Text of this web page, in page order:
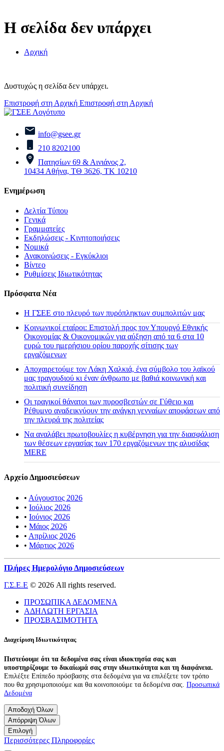
Η σελίδα δεν υπάρχει
Αρχική
Δυστυχώς η σελίδα δεν υπάρχει.
Επιστροφή στη Αρχική Επιστροφή στη Αρχική
info@gsee.gr
210 8202100
Πατησίων 69 & Αινιάνος 2,
10434 Αθήνα, ΤΘ 3626, ΤΚ 10210
Ενημέρωση
Δελτία Τύπου
Γενικά
Γραμματείες
Εκδηλώσεις - Κινητοποιήσεις
Νομικά
Ανακοινώσεις - Εγκύκλιοι
Βίντεο
Ρυθμίσεις Ιδιωτικότητας
Πρόσφατα Νέα
H ΓΣΕΕ στο πλευρό των πυρόπληκτων συμπολιτών μας
Κοινωνικοί εταίροι: Επιστολή προς τον Υπουργό Εθνικής
Οικονομίας & Οικονομικών για αύξηση από τα 6 στα 10
ευρώ του ημερήσιου ορίου παροχής σίτισης των
εργαζόμενων
Αποχαιρετούμε τον Λάκη Χαλκιά, ένα σύμβολο του λαϊκού
μας τραγουδιού κι έναν άνθρωπο με βαθιά κοινωνική και
πολιτική συνείδηση
Οι τραγικοί θάνατοι των πυροσβεστών σε Γύθειο και
Ρέθυμνο αναδεικνύουν την ανάγκη γενναίων αποφάσεων από
την πλευρά της πολιτείας
Να αναλάβει πρωτοβουλίες η κυβέρνηση για την διασφάλιση
των θέσεων εργασίας των 170 εργαζόμενων της αλυσίδας
MERE
Αρχείο Δημοσιεύσεων
• Αύγουστος 2026
• Ιούλιος 2026
• Ιούνιος 2026
• Μάιος 2026
• Απρίλιος 2026
• Μάρτιος 2026
Πλήρες Ημερολόγιο Δημοσιεύσεων
Γ.Σ.Ε.Ε © 2026 All rights reserved.
ΠΡΟΣΩΠΙΚΑ ΔΕΔΟΜΕΝΑ
ΑΔΗΛΩΤΗ ΕΡΓΑΣΙΑ
ΠΡΟΣΒΑΣΙΜΟΤΗΤΑ
Διαχείριση Ιδιωτικότητας
Πιστεύουμε ότι τα δεδομένα σας είναι ιδιοκτησία σας και
υποστηρίζουμε το δικαίωμά σας στην ιδιωτικότητα και τη διαφάνεια.
Επιλέξτε Επίπεδο πρόσβασης στα δεδομένα για να επιλέξετε τον τρόπο
που θα χρησιμοποιούμε και θα κοινοποιούμε τα δεδομένα σας. Προσωπικά
Δεδομένα
Αποδοχή Όλων
Απόρριψη Όλων
Επιλογή
Περισσότερες Πληροφορίες